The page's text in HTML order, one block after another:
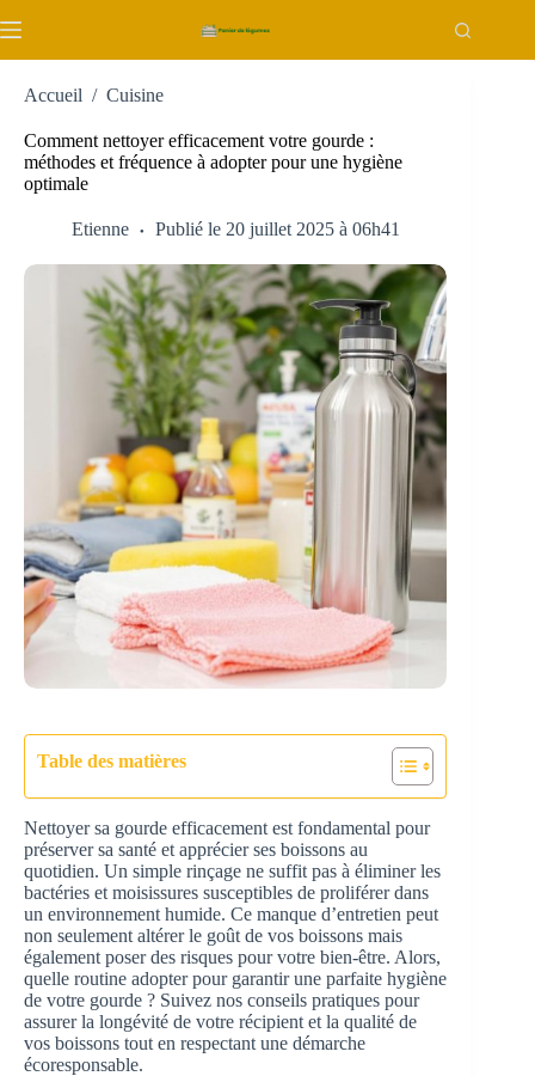
au
Accueil / Cuisine
Comment nettoyer efficacement votre gourde :
méthodes et fréquence à adopter pour une hygiène
optimale
Etienne Publié le 20 juillet 2025 à 06h41
Table des matières
Nettoyer sa gourde efficacement est fondamental pour
préserver sa santé et apprécier ses boissons au
quotidien. Un simple rinçage ne suffit pas à éliminer les
bactéries et moisissures susceptibles de proliférer dans
un environnement humide. Ce manque d’entretien peut
non seulement altérer le goût de vos boissons mais
également poser des risques pour votre bien-être. Alors,
quelle routine adopter pour garantir une parfaite hygiène
de votre gourde ? Suivez nos conseils pratiques pour
assurer la longévité de votre récipient et la qualité de
vos boissons tout en respectant une démarche
écoresponsable.